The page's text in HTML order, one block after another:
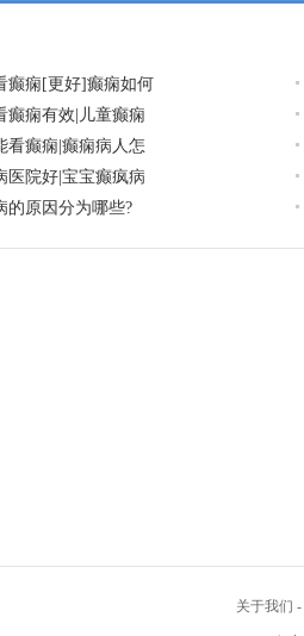
癫痫[更好]癫痫如何
癫痫有效|儿童癫痫
看癫痫|癫痫病人怎
医院好|宝宝癫疯病
的原因分为哪些?
关于我们 -